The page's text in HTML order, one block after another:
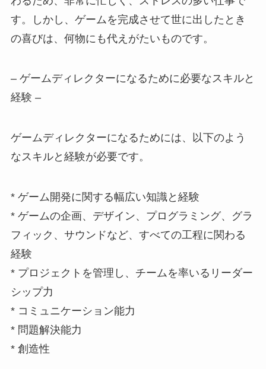
す。しかし、ゲームを完成させて世に出したとき
の喜びは、何物にも代えがたいものです。
– ゲームディレクターになるために必要なスキルと
経験 –
ゲームディレクターになるためには、以下のよう
なスキルと経験が必要です。
* ゲーム開発に関する幅広い知識と経験
* ゲームの企画、デザイン、プログラミング、グラ
フィック、サウンドなど、すべての工程に関わる
経験
* プロジェクトを管理し、チームを率いるリーダー
シップ力
* コミュニケーション能力
* 問題解決能力
* 創造性